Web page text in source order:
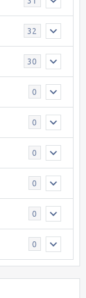
32
30
0
0
0
0
0
0